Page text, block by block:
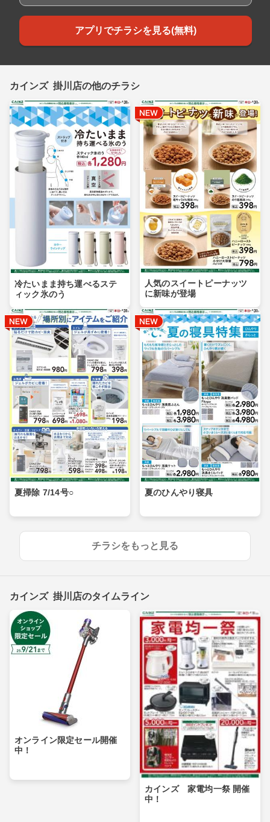
アプリでチラシを見る(無料)
カインズ 掛川店の他のチラシ
冷たいまま持ち運べるステ
ィック氷のう
人気のスイートピーナッツ
に新味が登場
夏掃除 7/14号○ 夏のひんやり寝具
チラシをもっと見る
カインズ 掛川店のタイムライン
オンライン限定セール開催
中！
カインズ 家電均一祭 開催
中！